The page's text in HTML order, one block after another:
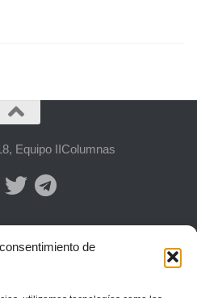
de
Equipo IIColumnas